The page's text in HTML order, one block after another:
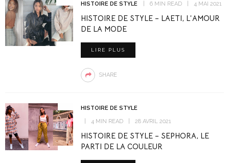
HISTOIRE DE STYLE 6 MIN READ 4 MAI 2021
HISTOIRE DE STYLE – LAETI, L’AMOUR
DE LA MODE
LIRE PLUS
SHARE
HISTOIRE DE STYLE
4 MIN READ
28 AVRIL 2021
HISTOIRE DE STYLE – SEPHORA, LE
PARTI DE LA COULEUR